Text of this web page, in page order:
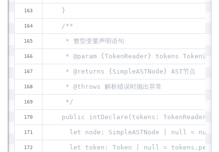
  }
  /**
   * 整型变量声明语句
* @param {TokenReader} tokens Token读取
   * @returns {SimpleASTNode} AST节点
   * @throws 解析错误时抛出异常
   */
public intDeclare(tokens: TokenReader):
    let node: SimpleASTNode | null = null;
let token: Token | null =